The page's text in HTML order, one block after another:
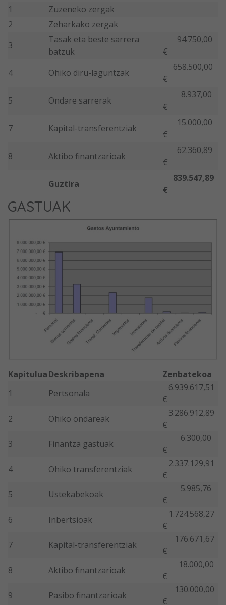
1
Zuzeneko zergak
2
Zeharkako zergak
3
Tasak eta beste sarrera
batzuk
94.750,00
€
4
Ohiko diru-laguntzak
658.500,00
€
5
Ondare sarrerak
8.937,00
€
7
Kapital-transferentziak
15.000,00
€
8
Aktibo finantzarioak
62.360,89
€
Guztira
839.547,89
€
GASTUAK
KapituluaDeskribapena
Zenbatekoa
1
Pertsonala
6.939.617,51
€
2
Ohiko ondareak
3.286.912,89
€
3
Finantza gastuak
6.300,00
€
4
Ohiko transferentziak
2.337.129,91
€
5
Ustekabekoak
5.985,76
€
6
Inbertsioak
1.724.568,27
€
7
Kapital-transferentziak
176.671,67
€
8
Aktibo finantzarioak
18.000,00
€
9
Pasibo finantzarioak
130.000,00
€